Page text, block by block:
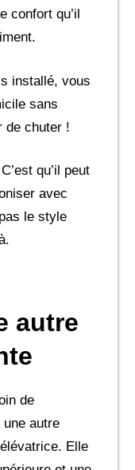
confort qu’il
installé, vous
sans
de chuter !
qu’il peut
avec
le style
autre
de
autre
Elle